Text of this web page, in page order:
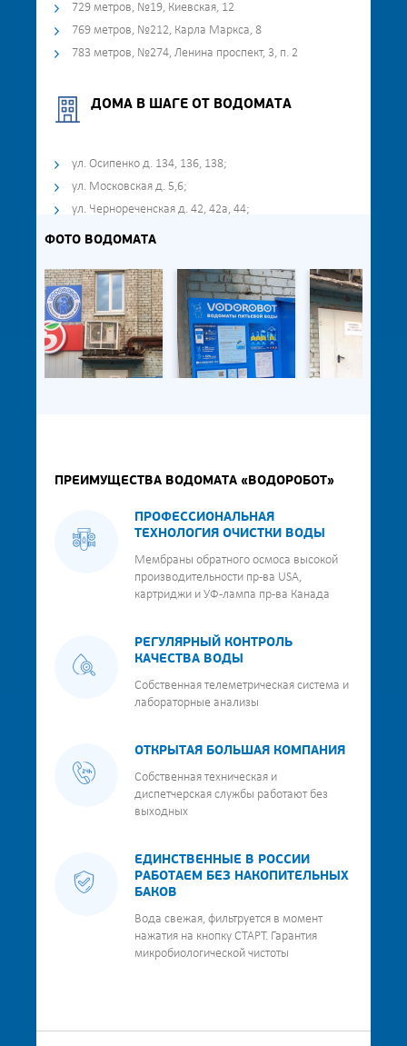
729 метров, №19, Киевская, 12
769 метров, №212, Карла Маркса, 8
783 метров, №274, Ленина проспект, 3, п. 2
ДОМА В ШАГЕ ОТ ВОДОМАТА
ул. Осипенко д. 134, 136, 138;
ул. Московская д. 5,6;
ул. Чернореченская д. 42, 42а, 44;
ФОТО ВОДОМАТА
ПРЕИМУЩЕСТВА ВОДОМАТА «ВОДОРОБОТ»
ПРОФЕССИОНАЛЬНАЯ
ТЕХНОЛОГИЯ ОЧИСТКИ ВОДЫ
Мембраны обратного осмоса высокой
производительности пр-ва USA,
картриджи и УФ-лампа пр-ва Канада
РЕГУЛЯРНЫЙ КОНТРОЛЬ
КАЧЕСТВА ВОДЫ
Собственная телеметрическая система и
лабораторные анализы
ОТКРЫТАЯ БОЛЬШАЯ КОМПАНИЯ
Собственная техническая и
диспетчерская службы работают без
выходных
ЕДИНСТВЕННЫЕ В РОССИИ
РАБОТАЕМ БЕЗ НАКОПИТЕЛЬНЫХ
БАКОВ
Вода свежая, фильтруется в момент
нажатия на кнопку СТАРТ. Гарантия
микробиологической чистоты